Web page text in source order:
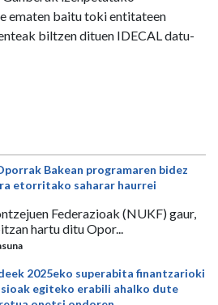
ematen baitu toki entitateen
biltzen dituen IDECAL datu-
Bakean programaren bidez
etorritako saharar haurrei
Federazioak (NUKF) gaur,
hartu ditu Opor...
2025eko superabita finantzarioki
egiteko erabili ahalko dute